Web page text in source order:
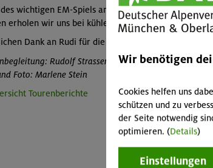
wichtigen EM-Spiels am frühen Abend halten wir
erholen wir uns bei kühlen Getränken und köstlichen
Dank an Rudi für die herrliche Tour auf einen
Rudolf Strasser
Foto: Marlene Stein
Tourenberichte
Wir benötigen
Cookies helfen uns
schützen und zu
der Seite notwendig
optimieren. (Details)
Einstellungen